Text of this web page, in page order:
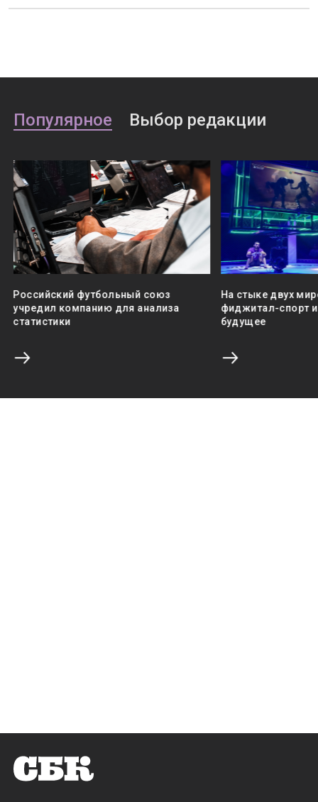
Популярное Выбор редакции
Российский футбольный союз
учредил компанию для анализа
статистики
На стыке двух
фиджитал-спорт
будущее